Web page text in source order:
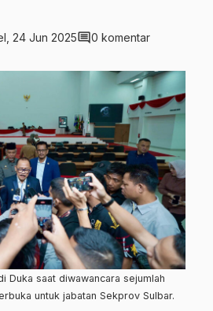
24 Jun 2025comment0 komentar
Duka saat diwawancara sejumlah
untuk jabatan Sekprov Sulbar.